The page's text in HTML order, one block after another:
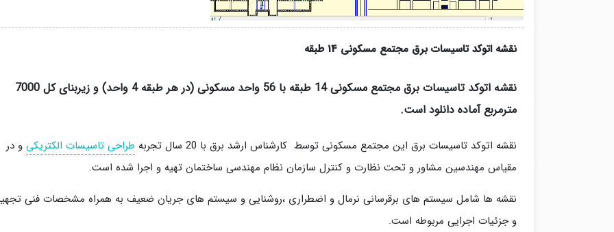
نقشه اتوکد تاسیسات برق مجتمع مسکونی 14 طبقه
نقشه اتوکد تاسیسات برق مجتمع مسکونی 14 طبقه با 56 واحد مسکونی (در هر طبقه 4 واحد) و زیربنای کل 7000
مترمربع آماده دانلود است.
نقشه اتوکد تاسیسات برق این مجتمع مسکونی توسط کارشناس ارشد برق با 20 سال تجربه طراحی تاسیسات الکتریکی و در
مقیاس مهندسین مشاور و تحت نظارت و کنترل سازمان نظام مهندسی ساختمان تهیه و اجرا شده است.
نقشه ها شامل سیستم های برقرسانی نرمال و اضطراری ،روشنایی و سیستم های جریان ضعیف به همراه مشخصات فنی
و جزئیات اجرایی مربوطه است.